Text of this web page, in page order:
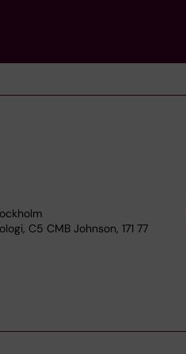
C5 CMB Johnson, 171 77